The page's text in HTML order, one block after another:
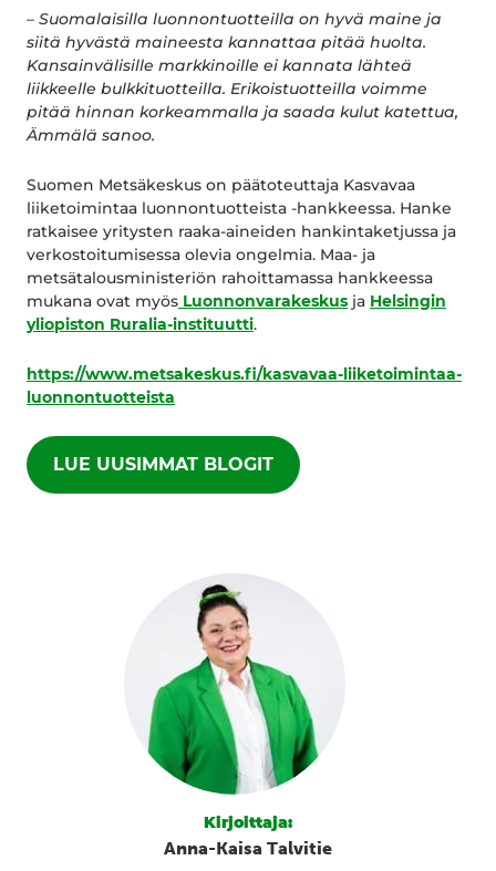
– Suomalaisilla luonnontuotteilla on hyvä maine ja
siitä hyvästä maineesta kannattaa pitää huolta.
Kansainvälisille markkinoille ei kannata lähteä
liikkeelle bulkkituotteilla. Erikoistuotteilla voimme
pitää hinnan korkeammalla ja saada kulut katettua,
Ämmälä sanoo.
Suomen Metsäkeskus on päätoteuttaja Kasvavaa
liiketoimintaa luonnontuotteista -hankkeessa. Hanke
ratkaisee yritysten raaka-aineiden hankintaketjussa ja
verkostoitumisessa olevia ongelmia. Maa- ja
metsätalousministeriön rahoittamassa hankkeessa
mukana ovat myös Luonnonvarakeskus ja Helsingin
yliopiston Ruralia-instituutti.
https://www.metsakeskus.fi/kasvavaa-liiketoimintaa-
luonnontuotteista
LUE UUSIMMAT BLOGIT
Kirjoittaja:
Anna-Kaisa Talvitie